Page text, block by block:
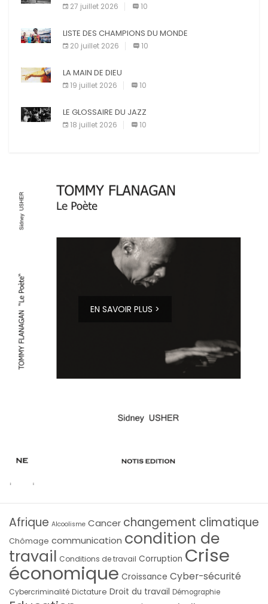
27 juillet 2026 10
LISTE DES CHAMPIONS DU MONDE
20 juillet 2026 10
LA MAIN DE DIEU
19 juillet 2026 10
LE GLOSSAIRE DU JAZZ
18 juillet 2026 10
EN SAVOIR PLUS >
Afrique Alcoolisme Cancer changement climatique
Chômage communication condition de
travail Conditions de travail Corruption Crise
économique Croissance Cyber-sécurité
Cybercriminalité Dictature Droit du travail Démographie